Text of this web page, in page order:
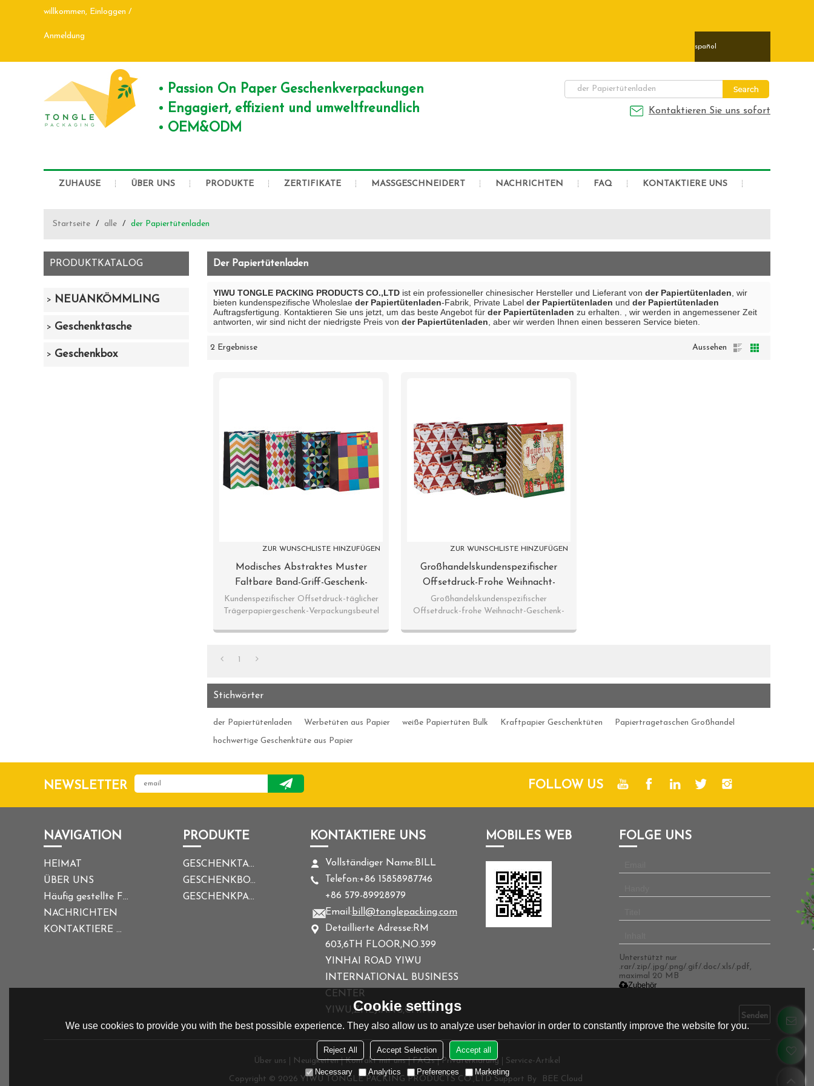
willkommen, Einloggen /
Anmeldung
Español
Passion On Paper Geschenkverpackungen
Engagiert, effizient und umweltfreundlich
OEM&ODM
Kontaktieren Sie uns sofort
ZUHAUSE ÜBER UNS PRODUKTE ZERTIFIKATE MASSGESCHNEIDERT NACHRICHTEN FAQ KONTAKTIERE UNS
Startseite / alle / der Papiertütenladen
PRODUKTKATALOG
NEUANKÖMMLING
Geschenktasche
Geschenkbox
Der Papiertütenladen
YIWU TONGLE PACKING PRODUCTS CO.,LTD ist ein professioneller chinesischer Hersteller und Lieferant von der Papiertütenladen , wir
bieten kundenspezifische Wholeslae der Papiertütenladen-Fabrik, Private Label der Papiertütenladen und der Papiertütenladen
Auftragsfertigung. Kontaktieren Sie uns jetzt, um das beste Angebot für der Papiertütenladen zu erhalten. , wir werden in angemessener Zeit
antworten, wir sind nicht der niedrigste Preis von der Papiertütenladen , aber wir werden Ihnen einen besseren Service bieten.
2 Ergebnisse Aussehen
ZUR WUNSCHLISTE HINZUFÜGEN
Modisches Abstraktes Muster
Faltbare Band-Griff-Geschenk-
Papiertüte In Der Tongle-Verpackung
Kundenspezifischer Offsetdruck-täglicher
Trägerpapiergeschenk-Verpackungsbeutel
ZUR WUNSCHLISTE HINZUFÜGEN
Großhandelskundenspezifischer
Offsetdruck-Frohe Weihnacht-
Geschenk-Taschen Mit Papierumbau
In Der Tongle-Verpackung
Großhandelskundenspezifischer
Offsetdruck-frohe Weihnacht-Geschenk-
1
Stichwörter
der Papiertütenladen Werbetüten aus Papier weiße Papiertüten Bulk Kraftpapier Geschenktüten
Papiertragetaschen Großhandel
hochwertige Geschenktüte aus Papier
NAVIGATION
HEIMAT
ÜBER UNS
Häufig gestellte Fragen
NACHRICHTEN
KONTAKTIERE UNS
PRODUKTE
GESCHENKTASCHE
GESCHENKBOX
GESCHENKPAPIER
KONTAKTIERE UNS
Vollständiger Name: BILL
Telefon:+86 15858987746
+86 579-89928979
Email: bill@tonglepacking.com
Detaillierte Adresse: RM
603,6TH FLOOR,NO.399
YINHAI ROAD YIWU
INTERNATIONAL BUSINESS
CENTER
YIWU,ZHEJIANG,CHINA
MOBILES WEB FOLGE UNS
Unterstützt nur
.rar/.zip/.jpg/.png/.gif/.doc/.xls/.pdf,
maximal 20 MB
Zubehör
Senden
Über uns Neuigkeiten Kontakt mit uns FAQs Privaterklärung
Service-Artikel
Copyright © 2026 YIWU TONGLE PACKING PRODUCTS CO.,LTD Support By BEE Cloud
Cookie settings
We use cookies to provide you with the best possible experience. They also allow us to analyze user behavior in order to constantly improve the website for you.
Reject All Accept Selection Accept all
Necessary Analytics Preferences Marketing